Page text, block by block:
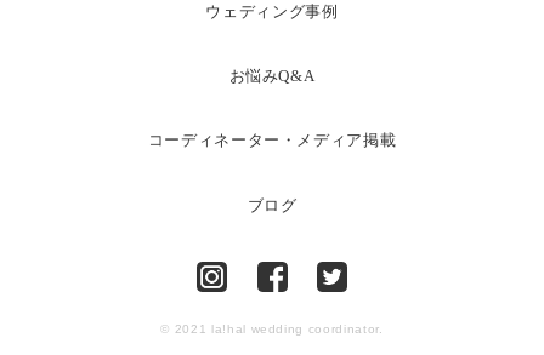
ウェディング事例
お悩みQ&A
コーディネーター・メディア掲載
ブログ
© 2021 la!hal wedding coordinator.